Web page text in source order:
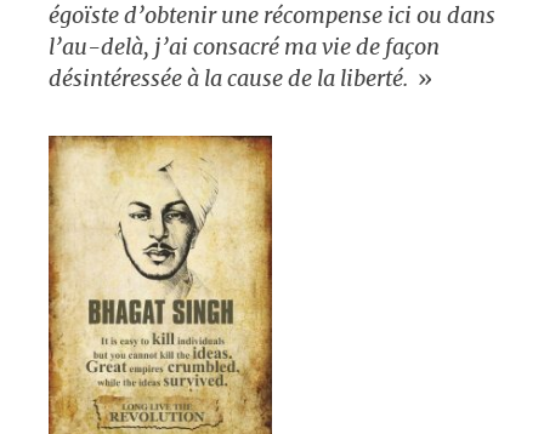
égoïste d’obtenir une récompense ici ou dans
l’au-delà, j’ai consacré ma vie de façon
désintéressée à la cause de la liberté. »